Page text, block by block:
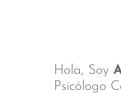
Hola, Soy
Psicólogo